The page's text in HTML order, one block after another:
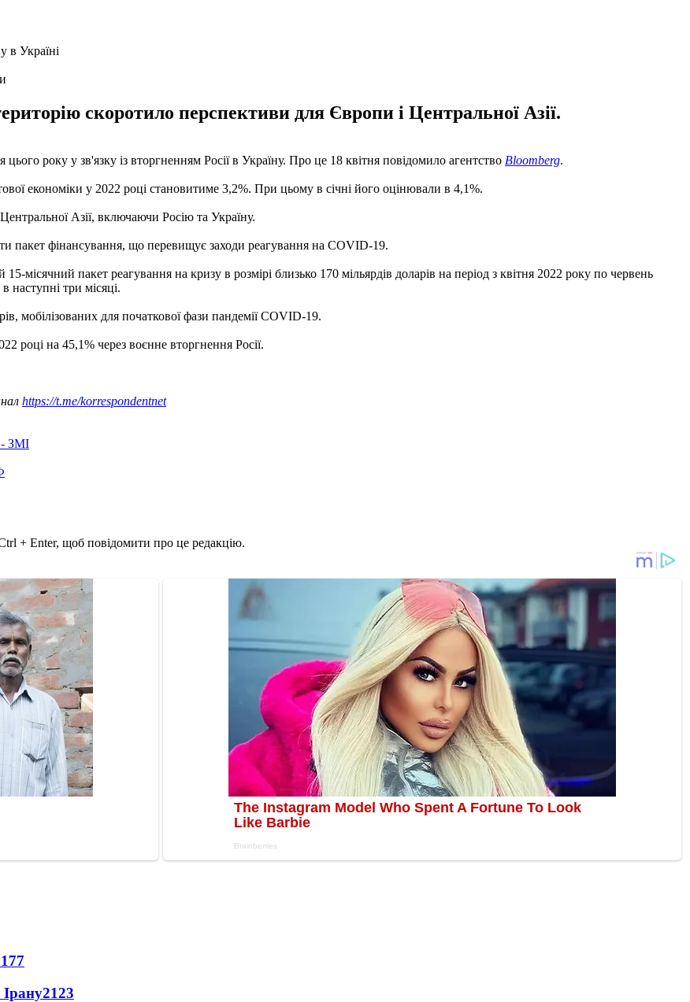
скоротило перспективи для Європи і Центральної Азії.
року у зв'язку із вторгненням Росії в Україну. Про це 18 квітня повідомило агентство Bloomberg.
економіки у 2022 році становитиме 3,2%. При цьому в січні його оцінювали в 4,1%.
Азії, включаючи Росію та Україну.
пакет фінансування, що перевищує заходи реагування на СOVID-19.
місячний пакет реагування на кризу в розмірі близько 170 мільярдів доларів на період з квітня 2022 року по червень
наступні три місяці.
мобілізованих для початкової фази пандемії COVID-19.
році на 45,1% через воєнне вторгнення Росії.
https://t.me/korrespondentnet
- ЗМІ
+ Enter, щоб повідомити про це редакцію.
2123